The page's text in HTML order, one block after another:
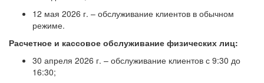
12 мая 2026 г. – обслуживание клиентов в обычном
режиме.
Расчетное и кассовое обслуживание физических лиц:
30 апреля 2026 г. – обслуживание клиентов с 9:30 до
16:30;